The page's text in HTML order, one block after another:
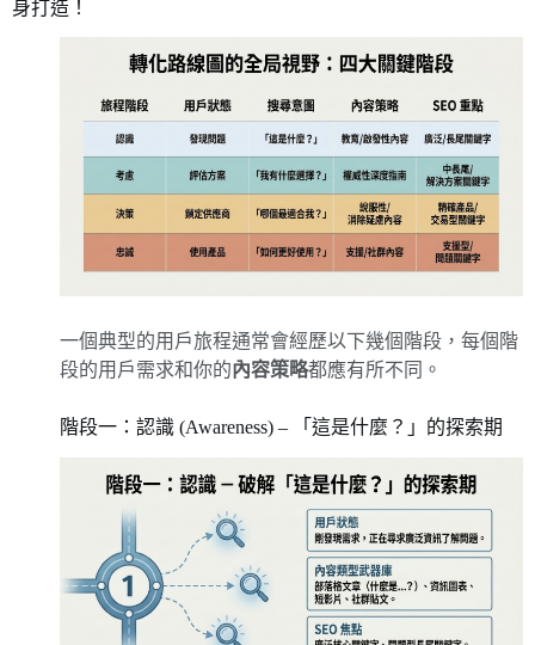
身打造！
一個典型的用戶旅程通常會經歷以下幾個階段，每個階
段的用戶需求和你的內容策略都應有所不同。
階段一：認識 (Awareness) – 「這是什麼？」的探索期